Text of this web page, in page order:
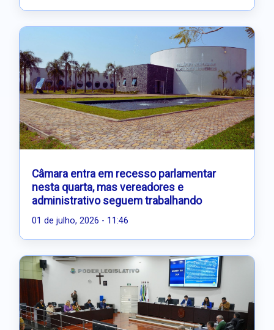
Câmara entra em recesso parlamentar
nesta quarta, mas vereadores e
administrativo seguem trabalhando
01 de julho, 2026 - 11:46